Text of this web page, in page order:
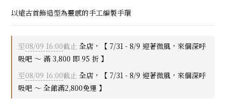
以遠古首飾造型為靈感的手工編製手環
至08/09 16:00截止 全店，【 7/31 - 8/9 迎著微風，來個深呼
吸吧 ～ 滿 3,800 即 95 折 】
至08/09 16:00截止 全店，【 7/31 - 8/9 迎著微風，來個深呼
吸吧 ～ 全館滿2,800免運 】